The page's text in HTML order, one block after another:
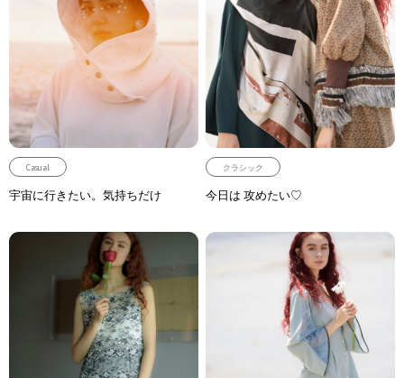
Casual
宇宙に行きたい。気持ちだけ
クラシック
今日は 攻めたい♡